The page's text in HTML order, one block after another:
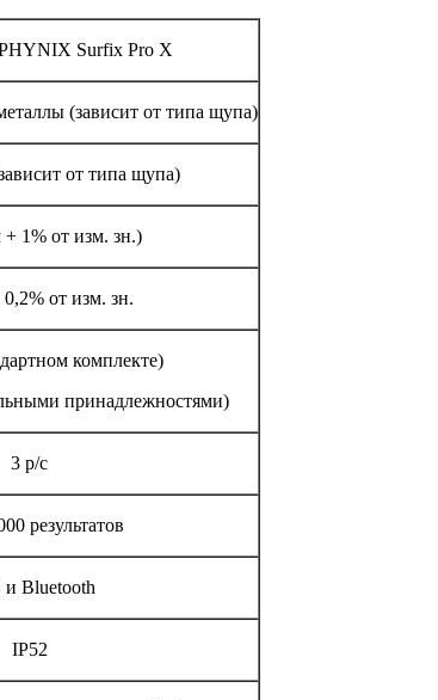
Surfix Pro X
(зависит от типа щупа)
от типа щупа)
1% от изм. зн.)
от изм. зн.
комплекте)
принадлежностями)
3 р/с
результатов
и Bluetooth
IP52